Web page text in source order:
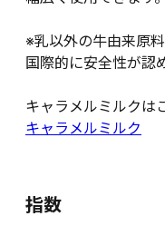
※乳以外の牛由来原
国際的に安全性が認
キャラメルミルクは
キャラメルミルク
指数